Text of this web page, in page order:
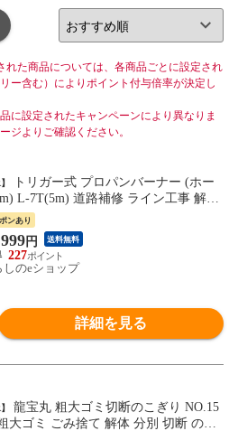
れた商品については、各商品ごとに設定され
ー含む）によりポイント付与倍率が決定し
に設定されたキャンペーンにより異なりま
ジよりご確認ください。
イン工事 解氷
焼却 草焼きバーナー 草焼バーナー 新
ンあり
円 送料無料
227
しのeショップ
詳細を見る